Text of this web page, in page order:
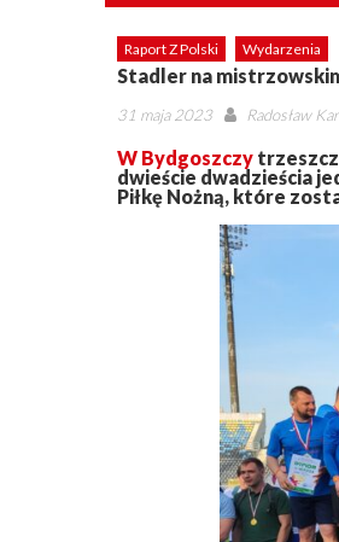
Raport Z Polski Wydarzenia
Stadler na
Posted
31 maja 2023 Author
Radosław
W Bydgoszczy
dwieście dwadzieścia
Piłkę Nożną, które